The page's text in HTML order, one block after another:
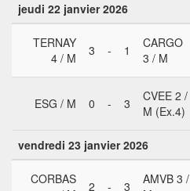
jeudi 22 janvier 2026
TERNAY
4 / M
3 - 1
CARGO
3 / M
ESG / M 0 - 3
CVEE 2 /
M (Ex.4)
vendredi 23 janvier 2026
CORBAS
2 - 3
AMVB 3 /